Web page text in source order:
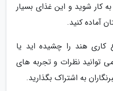
شوید و این غذای بسیار
آماده کنید.
کاری هند را چشیده اید یا
توانید نظرات و تجربه های
به اشتراک بگذارید.